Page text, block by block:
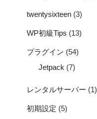
twentysixteen (3)
WP初級Tips (13)
プラグイン (54)
Jetpack (7)
レンタルサーバー (1)
初期設定 (5)